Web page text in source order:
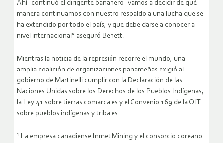
Ahí -continuó el dirigente bananero- vamos a decidir de qué
manera continuamos con nuestro respaldo a una lucha que se
ha extendido por todo el país, y que debe darse a conocer a
nivel internacional” aseguró Benett.
Mientras la noticia de la represión recorre el mundo, una
amplia coalición de organizaciones panameñas exigió al
gobierno de Martinelli cumplir con la Declaración de las
Naciones Unidas sobre los Derechos de los Pueblos Indígenas,
la Ley 41 sobre tierras comarcales y el Convenio 169 de la OIT
sobre pueblos indígenas y tribales.
¹ La empresa canadiense Inmet Mining y el consorcio coreano